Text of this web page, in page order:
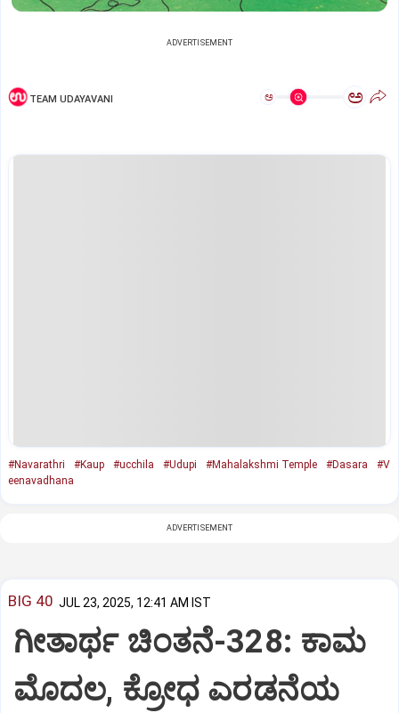
ADVERTISEMENT
TEAM UDAYAVANI ಅ ಅ
#Navarathri #Kaup #ucchila #Udupi #Mahalakshmi Temple #Dasara
#V
eenavadhana
ADVERTISEMENT
BIG 40 JUL 23, 2025, 12:41 AM IST
ಗೀತಾರ್ಥ ಚಿಂತನೆ-328: ಕಾಮ
ಮೊದಲ, ಕ್ರೋಧ ಎರಡನೆಯ